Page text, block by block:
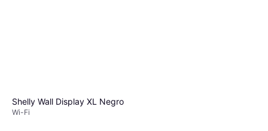
Shelly Wall Display XL Negro
Wi-Fi